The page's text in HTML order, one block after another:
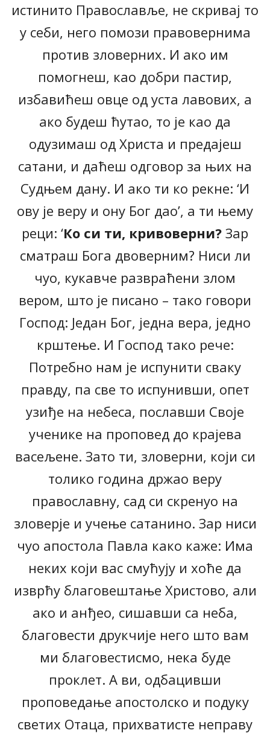
истинито Православље, не скривај то
у себи, него помози правовернима
против зловерних. И ако им
помогнеш, као добри пастир,
избавићеш овце од уста лавових, а
ако будеш ћутао, то је као да
одузимаш од Христа и предајеш
сатани, и даћеш одговор за њих на
Судњем дану. И ако ти ко рекне: ‘И
ову је веру и ону Бог дао’, а ти њему
реци: ‘Ко си ти, кривоверни? Зар
сматраш Бога двоверним? Ниси ли
чуо, кукавче развраћени злом
вером, што је писано – тако говори
Господ: Један Бог, једна вера, једно
крштење. И Господ тако рече:
Потребно нам је испунити сваку
правду, па све то испунивши, опет
узиђе на небеса, пославши Своје
ученике на проповед до крајева
васељене. Зато ти, зловерни, који си
толико година држао веру
православну, сад си скренуо на
зловерје и учење сатанино. Зар ниси
чуо апостола Павла како каже: Има
неких који вас смућују и хоће да
изврћу благовештање Христово, али
ако и анђео, сишавши са неба,
благовести друкчије него што вам
ми благовестисмо, нека буде
проклет. А ви, одбацивши
проповедање апостолско и подуку
светих Отаца, прихватисте неправу